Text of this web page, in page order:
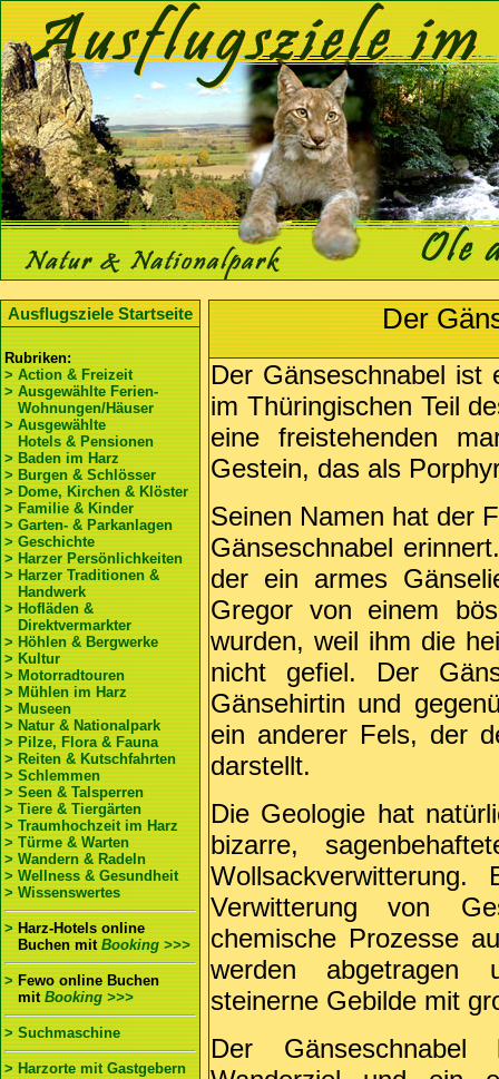
Ausflugsziele Startseite
Rubriken:
> Action & Freizeit
> Ausgewählte Ferien-
Wohnungen/Häuser
> Ausgewählte
Hotels & Pensionen
> Baden im Harz
> Burgen & Schlösser
> Dome, Kirchen & Klöster
> Familie & Kinder
> Garten- & Parkanlagen
> Geschichte
> Harzer Persönlichkeiten
> Harzer Traditionen &
Handwerk
> Hofläden &
Direktvermarkter
> Höhlen & Bergwerke
> Kultur
> Motorradtouren
> Mühlen im Harz
> Museen
> Natur & Nationalpark
> Pilze, Flora & Fauna
> Reiten & Kutschfahrten
> Schlemmen
> Seen & Talsperren
> Tiere & Tiergärten
> Traumhochzeit im Harz
> Türme & Warten
> Wandern & Radeln
> Wellness & Gesundheit
> Wissenswertes
>Harz-Hotels online
Buchen mit Booking >>>
>Fewo online Buchen
mitBooking >>>
> Suchmaschine
> Harzorte mit Gastgebern
Der
Der Gänseschnabel
im Thüringischen Teil
eine freistehenden
Gestein, das als
Seinen Namen hat der
Gänseschnabel
der ein armes
Gregor von einem
wurden, weil ihm die
nicht gefiel. Der
Gänsehirtin und
ein anderer Fels, der
darstellt.
Die Geologie hat
bizarre,
Verwitterung von
chemische Prozesse
werden abgetragen
steinerne Gebilde mit
Der